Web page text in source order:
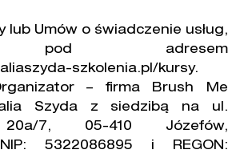
lub Umów o świadczenie usług,
pod adresem
szkolenia.pl/kursy.
– firma Brush Me
Szyda z siedzibą na ul.
20a/7, 05-410 Józefów,
5322086895 i REGON: